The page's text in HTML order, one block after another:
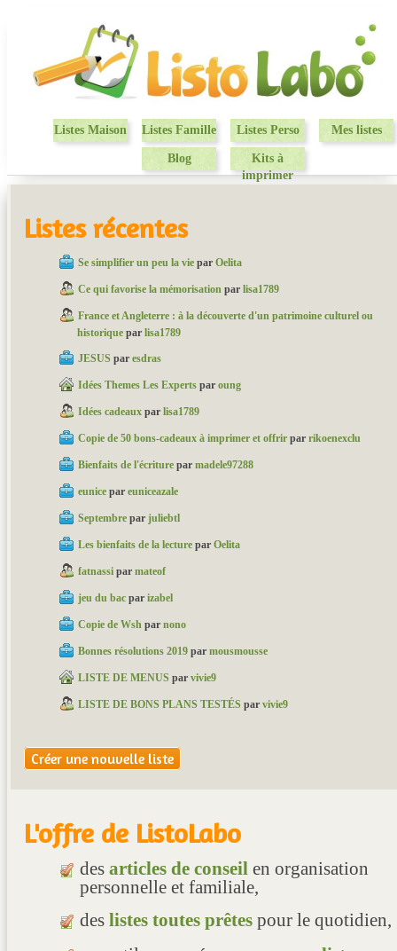
Listes Maison Listes Famille Listes Perso Mes listes
Blog
Kits à
imprimer
Listes récentes
Se simplifier un peu la vie par Oelita
Ce qui favorise la mémorisation par lisa1789
France et Angleterre : à la découverte d'un patrimoine culturel ou
historique par lisa1789
JESUS par esdras
Idées Themes Les Experts par oung
Idées cadeaux par lisa1789
Copie de 50 bons-cadeaux à imprimer et offrir par rikoenexclu
Bienfaits de l'écriture par madele97288
eunice par euniceazale
Septembre par juliebtl
Les bienfaits de la lecture par Oelita
fatnassi par mateof
jeu du bac par izabel
Copie de Wsh par nono
Bonnes résolutions 2019 par mousmousse
LISTE DE MENUS par vivie9
LISTE DE BONS PLANS TESTÉS par vivie9
Créer une nouvelle liste
L'offre de ListoLabo
des articles de conseil en organisation
personnelle et familiale,
des listes toutes prêtes pour le quotidien,